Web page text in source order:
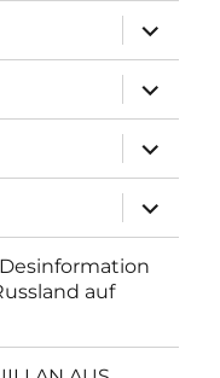
anzeigen
anzeigen
anzeigen
anzeigen
auf